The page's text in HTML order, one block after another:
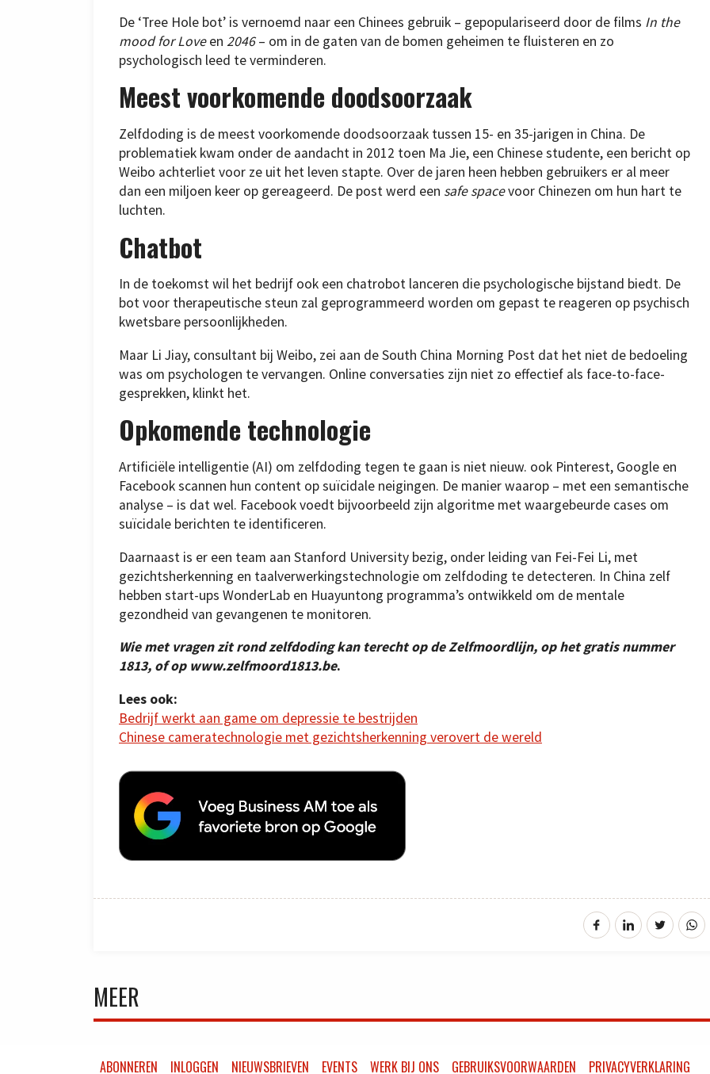
De ‘Tree Hole bot’ is vernoemd naar een Chinees gebruik – gepopulariseerd door de films In the
mood for Loveen 2046– om in de gaten van de bomen geheimen te fluisteren en zo
psychologisch leed te verminderen.
Meest voorkomende doodsoorzaak
Zelfdoding is de meest voorkomende doodsoorzaak tussen 15- en 35-jarigen in China. De
problematiek kwam onder de aandacht in 2012 toen Ma Jie, een Chinese studente, een bericht op
Weibo achterliet voor ze uit het leven stapte. Over de jaren heen hebben gebruikers er al meer
dan een miljoen keer op gereageerd. De post werd een safe spacevoor Chinezen om hun hart te
luchten.
Chatbot
In de toekomst wil het bedrijf ook een chatrobot lanceren die psychologische bijstand biedt. De
bot voor therapeutische steun zal geprogrammeerd worden om gepast te reageren op psychisch
kwetsbare persoonlijkheden.
Maar Li Jiay, consultant bij Weibo, zei aan de South China Morning Post dat het niet de bedoeling
was om psychologen te vervangen. Online conversaties zijn niet zo effectief als face-to-face-
gesprekken, klinkt het.
Opkomende technologie
Artificiële intelligentie (AI) om zelfdoding tegen te gaan is niet nieuw. ook Pinterest, Google en
Facebook scannen hun content op suïcidale neigingen. De manier waarop – met een semantische
analyse – is dat wel. Facebook voedt bijvoorbeeld zijn algoritme met waargebeurde cases om
suïcidale berichten te identificeren.
Daarnaast is er een team aan Stanford University bezig, onder leiding van Fei-Fei Li, met
gezichtsherkenning en taalverwerkingstechnologie om zelfdoding te detecteren. In China zelf
hebben start-ups WonderLab en Huayuntong programma’s ontwikkeld om de mentale
gezondheid van gevangenen te monitoren.
Wie met vragen zit rond zelfdoding kan terecht op de Zelfmoordlijn, op het gratis nummer
1813, of op www.zelfmoord1813.be.
Lees ook:
Bedrijf werkt aan game om depressie te bestrijden
Chinese cameratechnologie met gezichtsherkenning verovert de wereld
MEER
ABONNEREN INLOGGEN NIEUWSBRIEVEN EVENTS WERK BIJ ONS GEBRUIKSVOORWAARDEN PRIVACYVERKLARING